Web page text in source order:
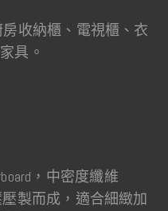
收納櫃、電視櫃、衣
具。
，中密度纖維
製而成，適合細緻加